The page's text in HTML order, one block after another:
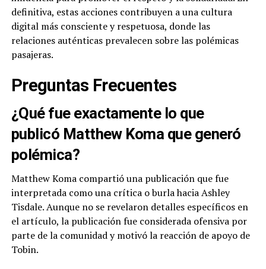
definitiva, estas acciones contribuyen a una cultura
digital más consciente y respetuosa, donde las
relaciones auténticas prevalecen sobre las polémicas
pasajeras.
Preguntas Frecuentes
¿Qué fue exactamente lo que
publicó Matthew Koma que generó
polémica?
Matthew Koma compartió una publicación que fue
interpretada como una crítica o burla hacia Ashley
Tisdale. Aunque no se revelaron detalles específicos en
el artículo, la publicación fue considerada ofensiva por
parte de la comunidad y motivó la reacción de apoyo de
Tobin.